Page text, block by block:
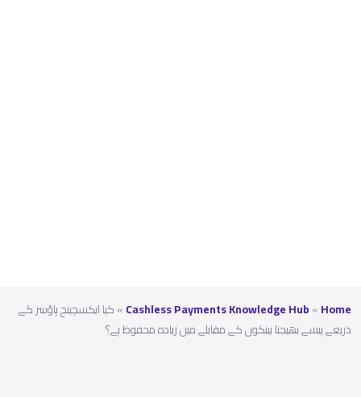
Home
»
Cashless Payments Knowledge Hub
»کیا ایکسچینج ہاؤسز کے
ذریعے پیسے بھیجنا بینکوں کے مقابلے میں زیادہ محفوظ ہے؟